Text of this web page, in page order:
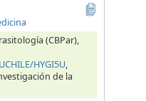
(CBPar),
HYGI5U,
de la